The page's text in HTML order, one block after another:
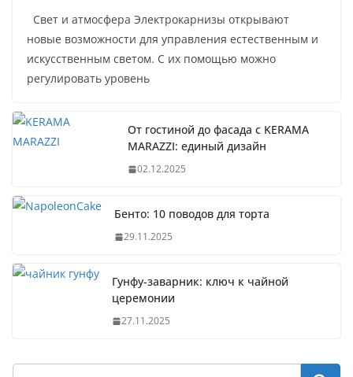
Свет и атмосфера Электрокарнизы открывают
новые возможности для управления естественным и
искусственным светом. С их помощью можно
регулировать уровень
От гостиной до фасада с KERAMA
MARAZZI: единый дизайн
02.12.2025
Бенто: 10 поводов для торта
29.11.2025
Гунфу-заварник: ключ к чайной
церемонии
27.11.2025